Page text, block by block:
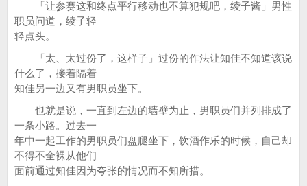
「让参赛这和终点平行移动也不算犯规吧，绫子酱」男性
职员问道，绫子轻
轻点头。
「太、太过份了，这样子」过份的作法让知佳不知道该说
什么了，接着隔着
知佳另一边又有男职员坐下。
也就是说，一直到左边的墙壁为止，男职员们并列排成了
一条小路。过去一
年中一起工作的男职员们盘腿坐下，饮酒作乐的时候，自己却
不得不全裸从他们
面前通过知佳因为夸张的情况而不知所措。